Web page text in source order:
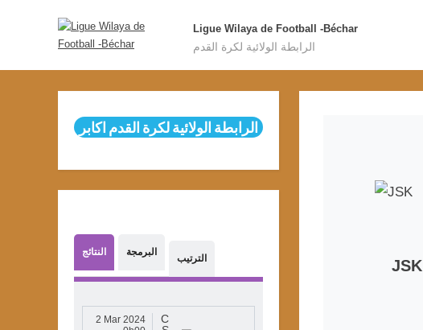
Ligue Wilaya de Football -Béchar
الرابطة الولائية لكرة القدم
JSK
الرابطة الولائية لكرة القدم اكابر
النتائج البرمجة
الترتيب
2 Mar 2024
C